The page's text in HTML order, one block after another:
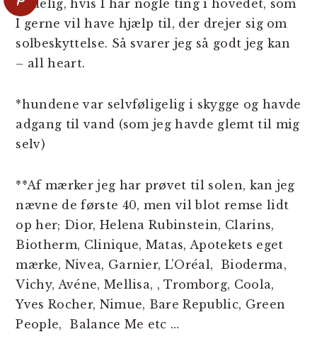
endelig, hvis I har nogle ting i hovedet, som
I gerne vil have hjælp til, der drejer sig om
solbeskyttelse. Så svarer jeg så godt jeg kan
– all heart.
*hundene var selvføligelig i skygge og havde
adgang til vand (som jeg havde glemt til mig
selv)
**Af mærker jeg har prøvet til solen, kan jeg
nævne de første 40, men vil blot remse lidt
op her; Dior, Helena Rubinstein, Clarins,
Biotherm, Clinique, Matas, Apotekets eget
mærke, Nivea, Garnier, L’Oréal, Bioderma,
Vichy, Avéne, Mellisa, , Tromborg, Coola,
Yves Rocher, Nimue, Bare Republic, Green
People, Balance Me etc …